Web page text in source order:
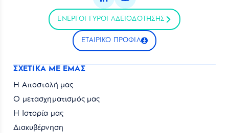
ΕΝΕΡΓΟΙ ΓΥΡΟΙ ΑΔΕΙΟΔΟΤΗΣΗΣ
ΕΤΑΙΡΙΚΟ ΠΡΟΦΙΛ
ΣΧΕΤΙΚΑ ΜΕ ΕΜΑΣ
Η Αποστολή μας
Ο μετασχηματισμός μας
Η Ιστορία μας
Διακυβέρνηση